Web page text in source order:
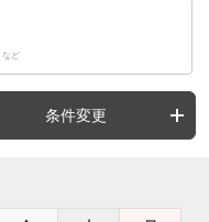
など
条件変更